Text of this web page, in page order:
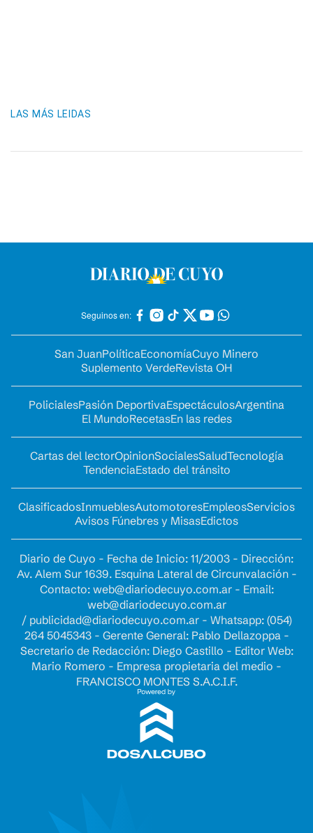
LAS MÁS LEIDAS
Seguinos en:
San JuanPolíticaEconomíaCuyo Minero
Suplemento VerdeRevista OH
PolicialesPasión DeportivaEspectáculosArgentina
El MundoRecetasEn las redes
Cartas del lectorOpinionSocialesSaludTecnología
TendenciaEstado del tránsito
ClasificadosInmueblesAutomotoresEmpleosServicios
Avisos Fúnebres y MisasEdictos
Diario de Cuyo - Fecha de Inicio: 11/2003 - Dirección:
Av. Alem Sur 1639. Esquina Lateral de Circunvalación -
Contacto: web@diariodecuyo.com.ar- Email:
web@diariodecuyo.com.ar
/ publicidad@diariodecuyo.com.ar- Whatsapp: (054)
264 5045343 - Gerente General: Pablo Dellazoppa -
Secretario de Redacción: Diego Castillo - Editor Web:
Mario Romero - Empresa propietaria del medio -
FRANCISCO MONTES S.A.C.I.F.